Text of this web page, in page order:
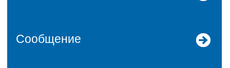
Сообщение